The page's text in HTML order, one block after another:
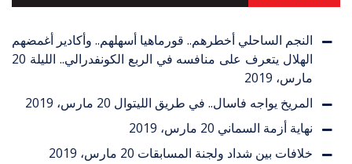
النجم الساحلي أخطرهم.. قورماهيا أسهلهم.. وأكادير أغمضهم
الهلال يتعرف على منافسه في الربع الكونفدرالي.. الليلة 20
مارس، 2019
المريخ يواجه فاسال.. في طريق الليتوال 20 مارس، 2019
نهاية أزمة السماني 20 مارس، 2019
خلافات بين شداد ولجنة المسابقات 20 مارس، 2019